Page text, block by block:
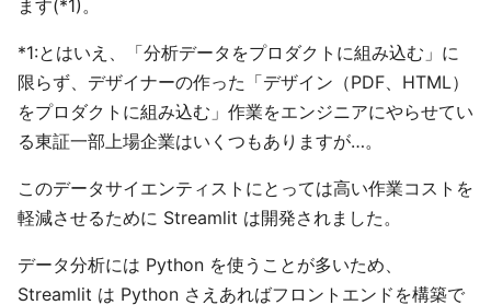
ます(*1)。
*1:とはいえ、「分析データをプロダクトに組み込む」に
限らず、デザイナーの作った「デザイン（PDF、HTML）
をプロダクトに組み込む」作業をエンジニアにやらせてい
る東証一部上場企業はいくつもありますが…。
このデータサイエンティストにとっては高い作業コストを
軽減させるために Streamlit は開発されました。
データ分析には Python を使うことが多いため、
Streamlit は Python さえあればフロントエンドを構築で